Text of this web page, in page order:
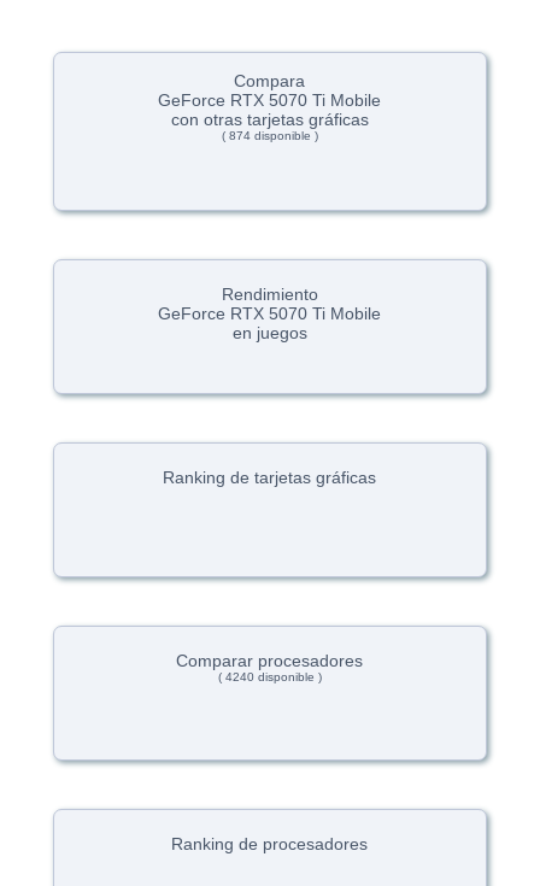
Compara
GeForce RTX 5070 Ti Mobile
con otras tarjetas gráficas
( 874 disponible )
Rendimiento
GeForce RTX 5070 Ti Mobile
en juegos
Ranking de tarjetas gráficas
Comparar procesadores
( 4240 disponible )
Ranking de procesadores